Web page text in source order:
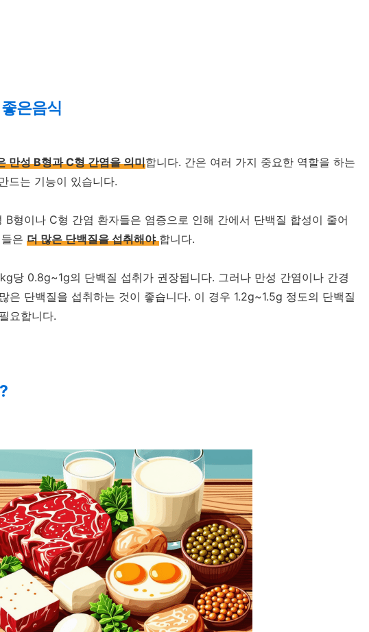
은음식
만성 B형과 C형 간염을 의미합니다. 간은 여러 가지 중요한 역할을 하는
드는 기능이 있습니다.
B형이나 C형 간염 환자들은 염증으로 인해 간에서 단백질 합성이 줄어
은 더 많은 단백질을 섭취해야 합니다.
당 0.8g~1g의 단백질 섭취가 권장됩니다. 그러나 만성 간염이나 간경
은 단백질을 섭취하는 것이 좋습니다. 이 경우 1.2g~1.5g 정도의 단백질
요합니다.